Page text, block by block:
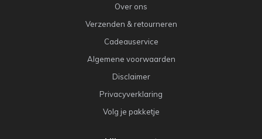
Over ons
Verzenden & retourneren
Cadeauservice
Algemene voorwaarden
Disclaimer
Privacyverklaring
Volg je pakketje